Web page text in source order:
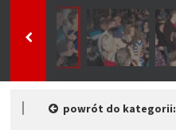
powrót do kategorii: